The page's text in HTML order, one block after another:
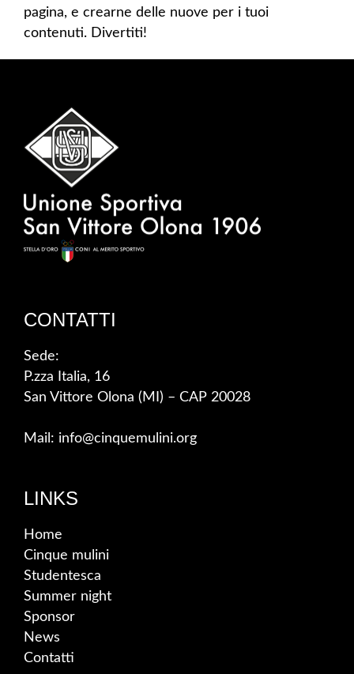
pagina, e crearne delle nuove per i tuoi
contenuti. Divertiti!
CONTATTI
Sede:
P.zza Italia, 16
San Vittore Olona (MI) – CAP 20028
Mail: info@cinquemulini.org
LINKS
Home
Cinque mulini
Studentesca
Summer night
Sponsor
News
Contatti